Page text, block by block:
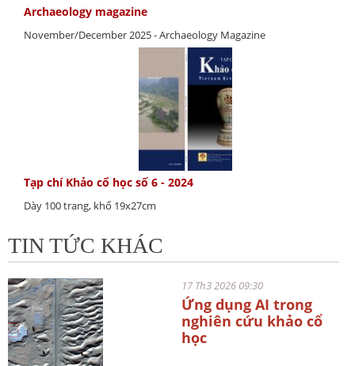
Archaeology magazine
November/December 2025 - Archaeology Magazine
Tạp chí Khảo cổ học số 6 - 2024
Dày 100 trang, khổ 19x27cm
TIN TỨC KHÁC
17 Th3 2026 09:30
Ứng dụng AI trong
nghiên cứu khảo cổ
học